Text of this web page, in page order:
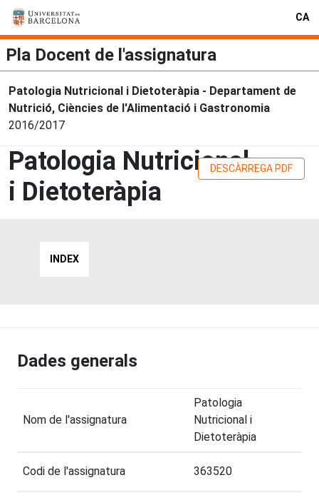
CA
Pla Docent de l'assignatura
Patologia Nutricional i Dietoteràpia - Departament de
Nutrició, Ciències de l'Alimentació i Gastronomia
2016/2017
Patologia Nutricional
i Dietoteràpia
DESCÀRREGA PDF
INDEX
Dades generals
Nom de l'assignatura
Patologia
Nutricional i
Dietoteràpia
Codi de l'assignatura 363520